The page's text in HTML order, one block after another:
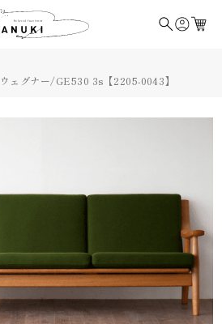
ェグナー/GE530 3s【2205-0043】